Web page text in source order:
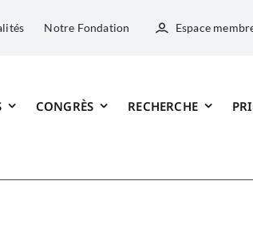
Notre Fondation Espace
CONGRÈS RECHERCHE